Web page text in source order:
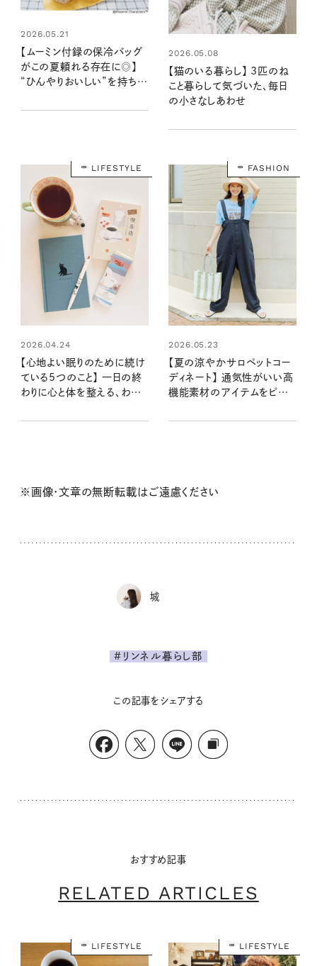
2026.05.21
【ムーミン付録の保冷バッグ
がこの夏頼れる存在に◎】
“ひんやりおいしい”を持ち歩
すい！
2026.05.08
【猫のいる暮らし】 3匹のね
こと暮らして気づいた、毎日
の小さなしあわせ
LIFESTYLE
2026.04.24
【心地よい眠りのために続け
ている5つのこと】 一日の終
わりに心と体を整える、わた
FASHION
2026.05.23
【夏の涼やかサロペットコー
ディネート】 通気性がいい高
機能素材のアイテムをピック
※画像・文章の無断転載はご遠慮ください
城
#リンネル暮らし部
この記事をシェアする
おすすめ記事
RELATED ARTICLES
LIFESTYLE LIFESTYLE